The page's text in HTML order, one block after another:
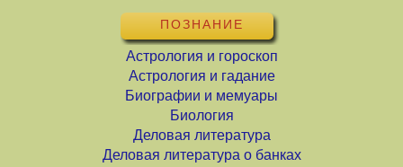
ПОЗНАНИЕ
Астрология и гороскоп
Астрология и гадание
Биографии и мемуары
Биология
Деловая литература
Деловая литература о банках